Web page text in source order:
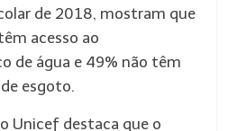
de 2018, mostram que
acesso ao
de água e 49% não têm
esgoto.
Unicef destaca que o